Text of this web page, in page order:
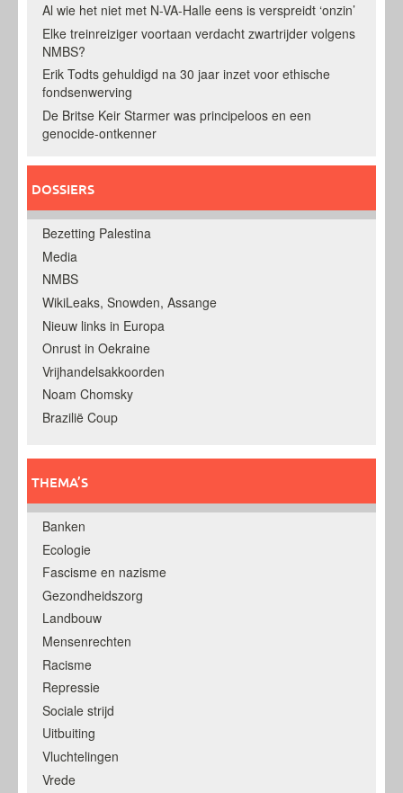
Al wie het niet met N-VA-Halle eens is verspreidt ‘onzin’
Elke treinreiziger voortaan verdacht zwartrijder volgens
NMBS?
Erik Todts gehuldigd na 30 jaar inzet voor ethische
fondsenwerving
De Britse Keir Starmer was principeloos en een
genocide-ontkenner
DOSSIERS
Bezetting Palestina
Media
NMBS
WikiLeaks, Snowden, Assange
Nieuw links in Europa
Onrust in Oekraine
Vrijhandelsakkoorden
Noam Chomsky
Brazilië Coup
THEMA’S
Banken
Ecologie
Fascisme en nazisme
Gezondheidszorg
Landbouw
Mensenrechten
Racisme
Repressie
Sociale strijd
Uitbuiting
Vluchtelingen
Vrede